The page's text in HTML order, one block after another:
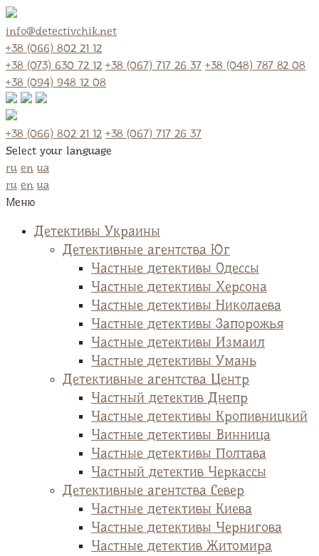
info@detectivchik.net
+38 (066) 802 21 12
+38 (073) 630 72 12 +38 (067) 717 26 37 +38 (048) 787 82 08
+38 (094) 948 12 08
+38 (066) 802 21 12 +38 (067) 717 26 37
Select your language
ru en ua
ru en ua
Меню
Детективы Украины
Детективные агентства Юг
Частные детективы Одессы
Частные детективы Херсона
Частные детективы Николаева
Частные детективы Запорожья
Частные детективы Измаил
Частные детективы Умань
Детективные агентства Центр
Частный детектив Днепр
Частные детективы Кропивницкий
Частные детективы Винница
Частные детективы Полтава
Частный детектив Черкассы
Детективные агентства Север
Частные детективы Киева
Частные детективы Чернигова
Частные детектив Житомира